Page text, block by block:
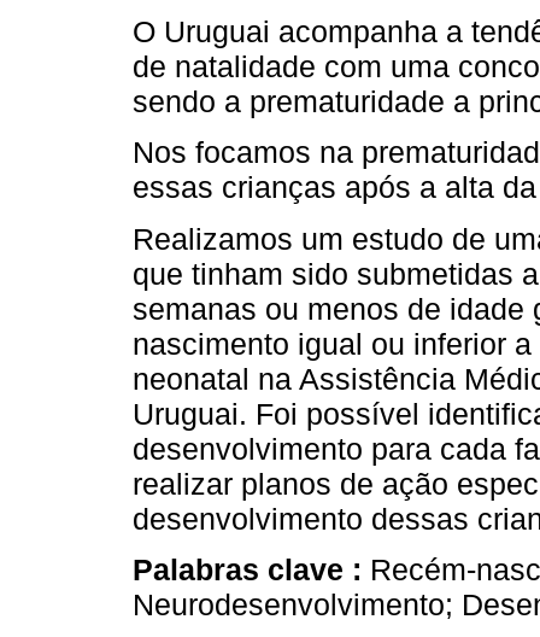
O Uruguai acompanha a
de natalidade com uma
sendo a prematuridade a
Nos focamos na
essas crianças após a alta
Realizamos um estudo de
que tinham sido submetidas
semanas ou menos de
nascimento igual ou inferior
neonatal na Assistência
Uruguai. Foi possível
desenvolvimento para cada
realizar planos de ação
desenvolvimento dessas
Palabras clave : Recém-
Neurodesenvolvimento;